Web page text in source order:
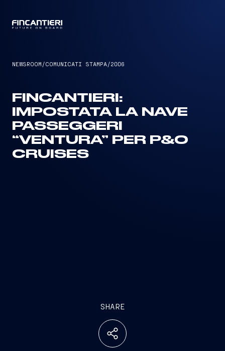
NEWSROOM /COMUNICATI STAMPA/2006
FINCANTIERI:
IMPOSTATA LA NAVE
PASSEGGERI
“VENTURA” PER P&O
CRUISES
SHARE